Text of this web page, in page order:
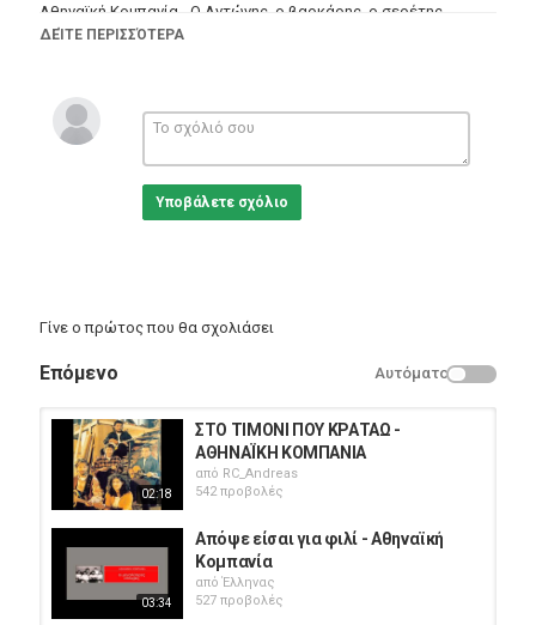
Αθηναϊκή Κομπανία - Ο Αντώνης, ο βαρκάρης, ο σερέτης
Δίσκος: Αθηναϊκή Κομπανία - Οι μεγαλύτερες επιτυχίες (EMI
Κατηγορίες
Greek Music
ΔΕΊΤΕ ΠΕΡΙΣΣΌΤΕΡΑ
Υποβάλετε σχόλιο
Γίνε ο πρώτος που θα σχολιάσει
Επόμενο Αυτόματο
02:18
ΣΤΟ ΤΙΜΟΝΙ ΠΟΥ ΚΡΑΤΑΩ -
ΑΘΗΝΑΪΚΗ ΚΟΜΠΑΝΙΑ
από RC_Andreas
542 προβολές
03:34
Απόψε είσαι για φιλί - Αθηναϊκή
Κομπανία
απόΈλληνας
527 προβολές